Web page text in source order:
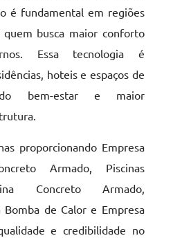
é fundamental em regiões
busca maior conforto
Essa tecnologia é
hoteis e espaços de
bem-estar e maior
proporcionando Empresa
Armado, Piscinas
Concreto Armado,
de Calor e Empresa
e credibilidade no